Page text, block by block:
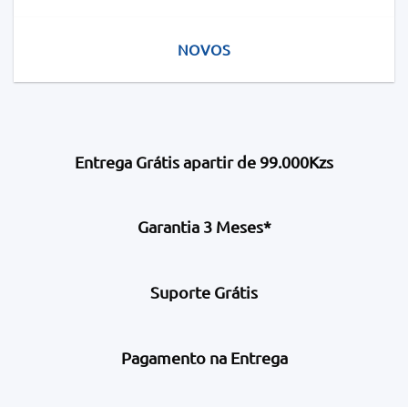
NOVOS
Entrega Grátis apartir de 99.000Kzs
Garantia 3 Meses*
Suporte Grátis
Pagamento na Entrega